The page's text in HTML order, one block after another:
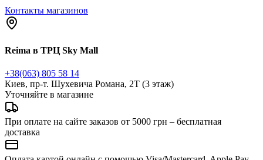
Контакты магазинов
Reima в ТРЦ Sky Mall
+38(063) 805 58 14
Киев, пр-т. Шухевича Романа, 2Т (3 этаж)
Уточняйте в магазине
При оплате на сайте заказов от 5000 грн – бесплатная
доставка